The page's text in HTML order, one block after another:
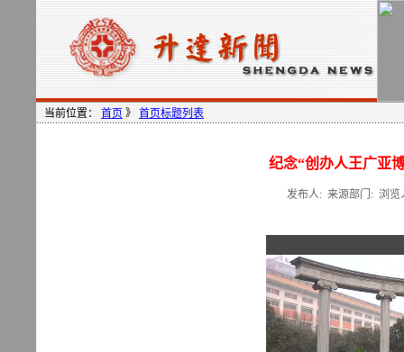
当前位置： 首页 》 首页标题列表
纪念“创办人王广亚
发布人: 来源部门: 浏览